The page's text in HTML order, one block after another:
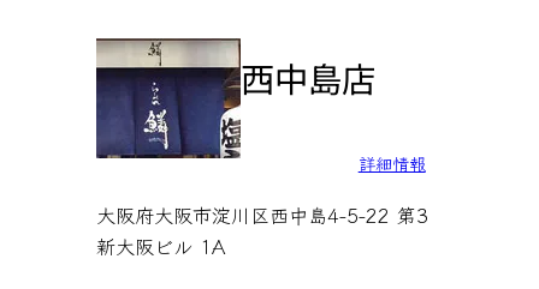
西中島店
詳細情報
大阪府大阪市淀川区西中島4-5-22 第3
新大阪ビル 1A